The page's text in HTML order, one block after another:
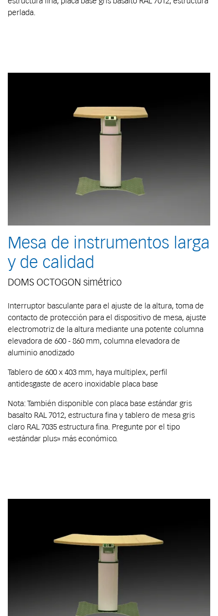
perlada.
Mesa de instrumentos larga
y de calidad
DOMS OCTOGON simétrico
Interruptor basculante para el ajuste de la altura, toma de
contacto de protección para el dispositivo de mesa, ajuste
electromotriz de la altura mediante una potente columna
elevadora de 600 - 860 mm, columna elevadora de
aluminio anodizado
Tablero de 600 x 403 mm, haya multiplex, perfil
antidesgaste de acero inoxidable placa base
Nota: También disponible con placa base estándar gris
basalto RAL 7012, estructura fina y tablero de mesa gris
claro RAL 7035 estructura fina. Pregunte por el tipo
«estándar plus» más económico.